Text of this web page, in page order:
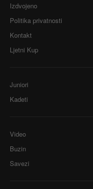
Izdvojeno
Politika privatnosti
Kontakt
Ljetni Kup
Juniori
Kadeti
Video
Buzin
Savezi